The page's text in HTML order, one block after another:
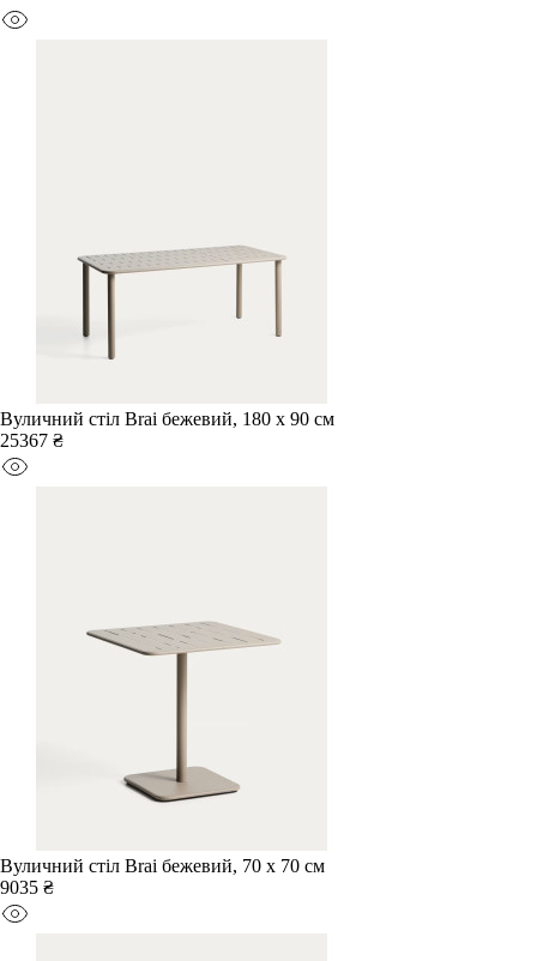
Вуличний стіл Brai бежевий, 180 x 90 см
25367 ₴
Вуличний стіл Brai бежевий, 70 x 70 см
9035 ₴